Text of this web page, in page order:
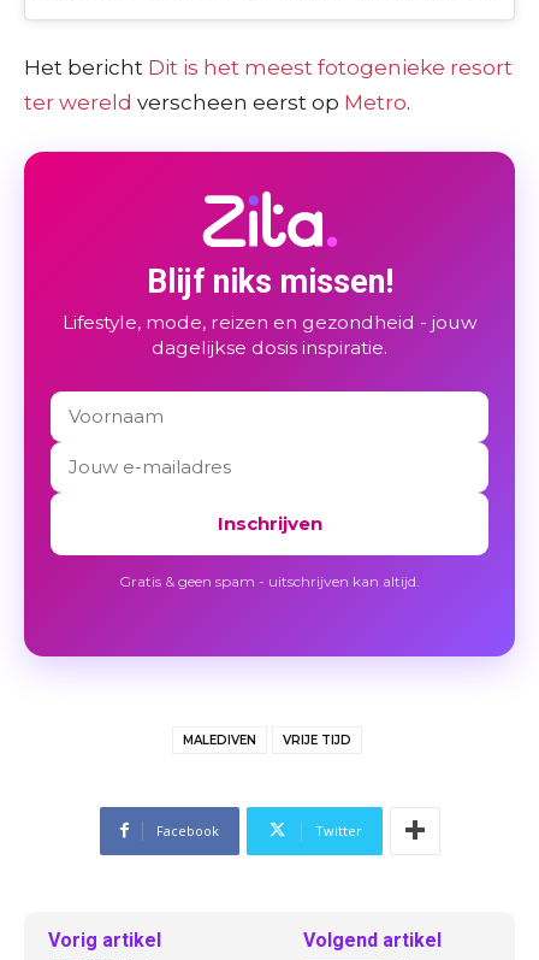
Het bericht Dit is het meest fotogenieke resort
ter wereld verscheen eerst op Metro.
Blijf niks missen!
Lifestyle, mode, reizen en gezondheid - jouw
dagelijkse dosis inspiratie.
Inschrijven
Gratis & geen spam - uitschrijven kan altijd.
MALEDIVEN VRIJE TIJD
Facebook Twitter
Vorig artikel Volgend artikel